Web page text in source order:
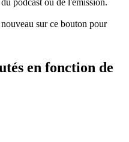
podcast ou de l'émission.
sur ce bouton pour
en fonction de